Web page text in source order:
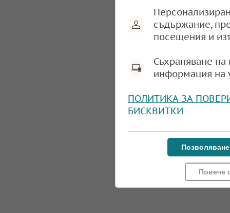
съдържание,
посещения и
Съхраняване
информация на
ПОЛИТИКА ЗА
БИСКВИТКИ
Повече